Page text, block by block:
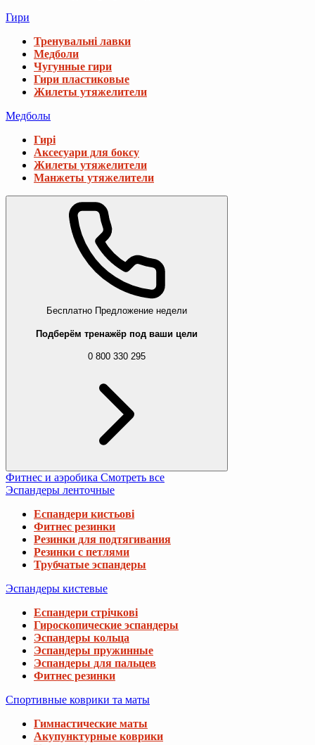
Гири
Тренувальні лавки
Медболи
Чугунные гири
Гири пластиковые
Жилеты утяжелители
Медболы
Гирі
Аксесуари для боксу
Жилеты утяжелители
Манжеты утяжелители
Бесплатно Предложение недели
Подберём тренажёр под ваши цели
0 800 330 295
Фитнес и аэробика Смотреть все
Эспандеры ленточные
Еспандери кистьові
Фитнес резинки
Резинки для подтягивания
Резинки с петлями
Трубчатые эспандеры
Эспандеры кистевые
Еспандери стрічкові
Гироскопические эспандеры
Эспандеры кольца
Эспандеры пружинные
Эспандеры для пальцев
Фитнес резинки
Спортивные коврики та маты
Гимнастические маты
Акупунктурные коврики